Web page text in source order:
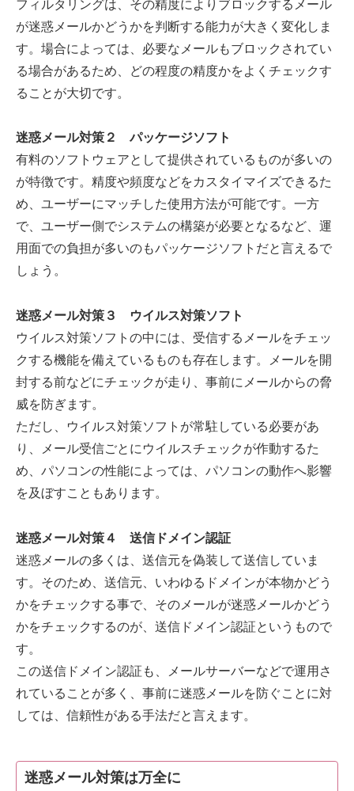
フィルタリングは、その精度によりブロックするメール
が迷惑メールかどうかを判断する能力が大きく変化しま
す。場合によっては、必要なメールもブロックされてい
る場合があるため、どの程度の精度かをよくチェックす
ることが大切です。
迷惑メール対策２ パッケージソフト
有料のソフトウェアとして提供されているものが多いの
が特徴です。精度や頻度などをカスタイマイズできるた
め、ユーザーにマッチした使用方法が可能です。一方
で、ユーザー側でシステムの構築が必要となるなど、運
用面での負担が多いのもパッケージソフトだと言えるで
しょう。
迷惑メール対策３ ウイルス対策ソフト
ウイルス対策ソフトの中には、受信するメールをチェッ
クする機能を備えているものも存在します。メールを開
封する前などにチェックが走り、事前にメールからの脅
威を防ぎます。
ただし、ウイルス対策ソフトが常駐している必要があ
り、メール受信ごとにウイルスチェックが作動するた
め、パソコンの性能によっては、パソコンの動作へ影響
を及ぼすこともあります。
迷惑メール対策４ 送信ドメイン認証
迷惑メールの多くは、送信元を偽装して送信していま
す。そのため、送信元、いわゆるドメインが本物かどう
かをチェックする事で、そのメールが迷惑メールかどう
かをチェックするのが、送信ドメイン認証というもので
す。
この送信ドメイン認証も、メールサーバーなどで運用さ
れていることが多く、事前に迷惑メールを防ぐことに対
しては、信頼性がある手法だと言えます。
迷惑メール対策は万全に